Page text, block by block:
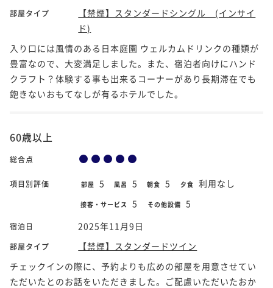
部屋タイプ
【禁煙】スタンダードシングル (インサイ
ド)
入り口には風情のある日本庭園 ウェルカムドリンクの種類が
豊富なので、大変満足しました。また、宿泊者向けにハンド
クラフト？体験する事も出来るコーナーがあり長期滞在でも
飽きないおもてなしが有るホテルでした。
60歳以上
総合点
項目別評価 部屋 5 風呂 5 朝食 5 夕食 利用なし
接客・サービス 5 その他設備 5
宿泊日 2025年11月9日
部屋タイプ
【禁煙】スタンダードツイン
チェックインの際に、予約よりも広めの部屋を用意させてい
ただいたとのお話をいただきました。ご配慮いただいたおか